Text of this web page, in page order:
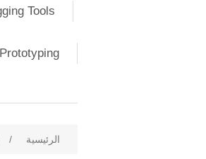
Tools
الرئيسية /